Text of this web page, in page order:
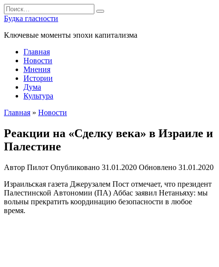
Перейти
к
содержанию
Search
for:
Будка гласности
Ключевые моменты эпохи капитализма
Главная
Новости
Мнения
Истории
Дума
Культура
Главная » Новости
Реакции на «Сделку века» в Израиле и
Палестине
Автор Пилот Опубликовано 31.01.2020 Обновлено 31.01.2020
Израильская газета Джерузалем Пост отмечает, что президент
Палестинской Автономии (ПА) Аббас заявил Нетаньяху: мы
вольны прекратить координацию безопасности в любое
время.